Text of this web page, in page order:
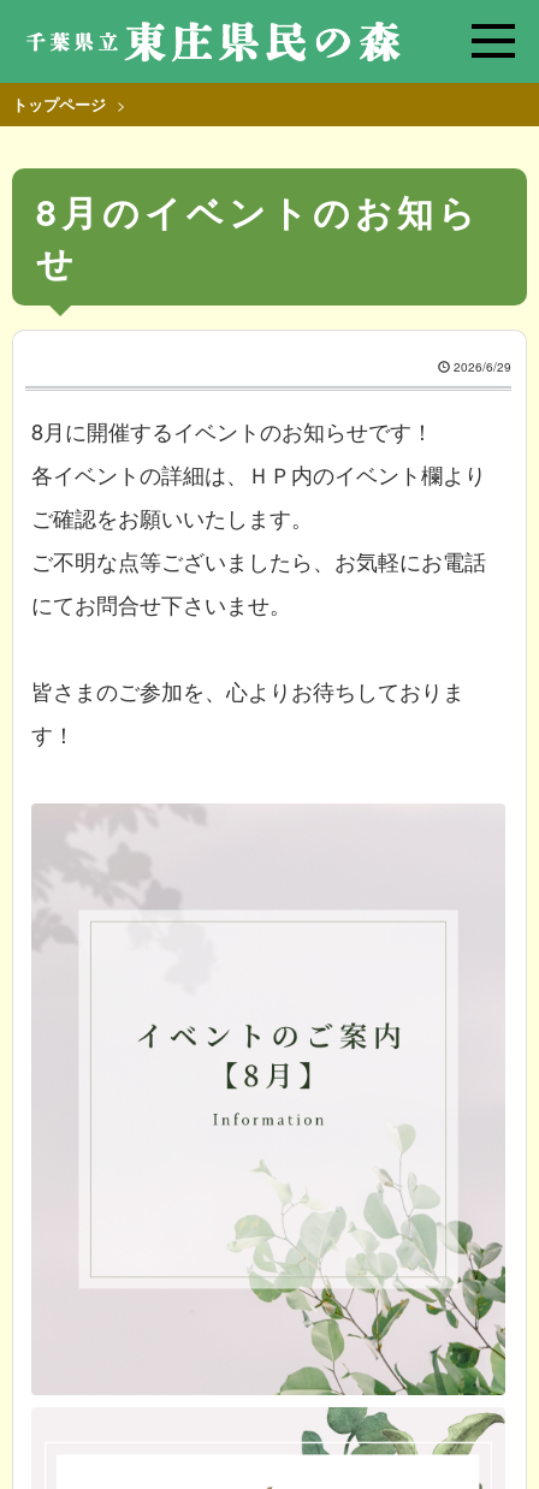
トップページ >
8月のイベントのお知ら
せ
2026/6/29
8月に開催するイベントのお知らせです！
各イベントの詳細は、ＨＰ内のイベント欄より
ご確認をお願いいたします。
ご不明な点等ございましたら、お気軽にお電話
にてお問合せ下さいませ。
皆さまのご参加を、心よりお待ちしておりま
す！